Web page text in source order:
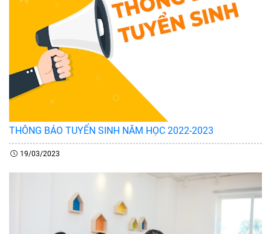
THÔNG BÁO TUYỂN SINH NĂM HỌC 2022-2023
19/03/2023